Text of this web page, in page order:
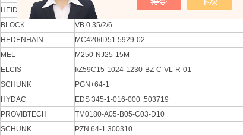
HEIDENHAIN
ID:376846-94
BLOCK
VB 0 35/2/6
HEDENHAIN
MC420/ID51 5929-02
MEL
M250-NJ25-15M
ELCIS
I/Z59C15-1024-1230-BZ-C-VL-R-01
SCHUNK
PGN+64-1
HYDAC
EDS 345-1-016-000 :503719
PROVIBTECH
TM0180-A05-B05-C03-D10
SCHUNK
PZN 64-1 300310